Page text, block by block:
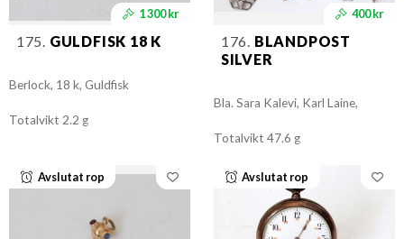
1 300 kr
175. GULDFISK 18 K
Berlock, 18 k, Guldfisk
Totalvikt 2.2 g
400 kr
176. BLANDPOST
SILVER
Bla. Sara Kalevi, Karl Laine,
Totalvikt 47.6 g
Avslutat rop Avslutat rop